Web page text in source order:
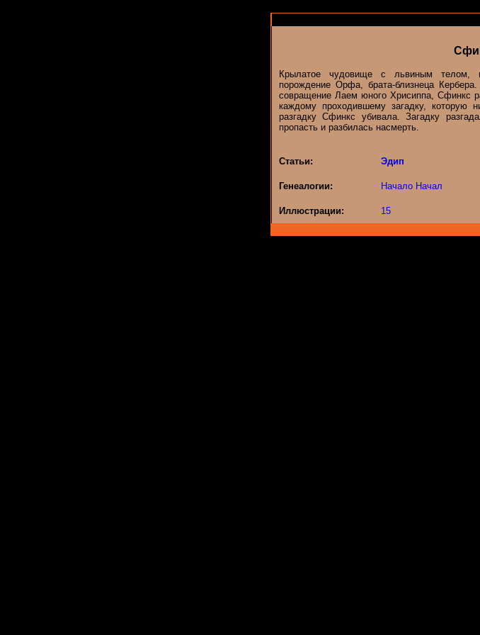
Крылатое чудовище с львиным телом,
порождение Орфа, брата-близнеца
совращение Лаем юного Хрисиппа, Сфинкс
каждому проходившему загадку, которую
разгадку Сфинкс убивала. Загадку
пропасть и разбилась насмерть.
Статьи: Эдип
Генеалогии: Начало Начал
Иллюстрации: 15